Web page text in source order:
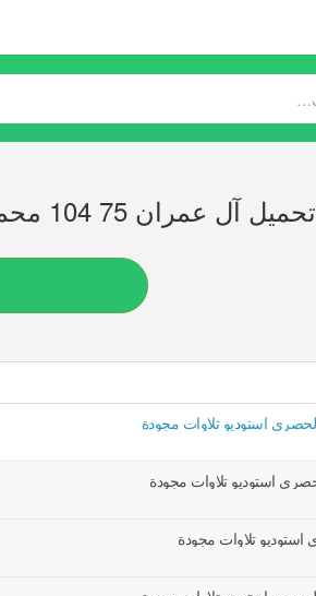
تحميل آل عمران 75 104 محمود خليل الحصري استوديو تلاوات مجودة